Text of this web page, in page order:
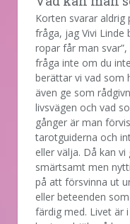
Korten svarar aldrig
fråga, jag Vivi Linde
ropar får man
fråga inte om du
berättar vi vad som
även ge som
livsvägen och vad
gånger är man
tarotguiderna och
eller välja. Då kan
smärtsamt men
på att försvinna ut
eller beteenden
färdig med. Livet är